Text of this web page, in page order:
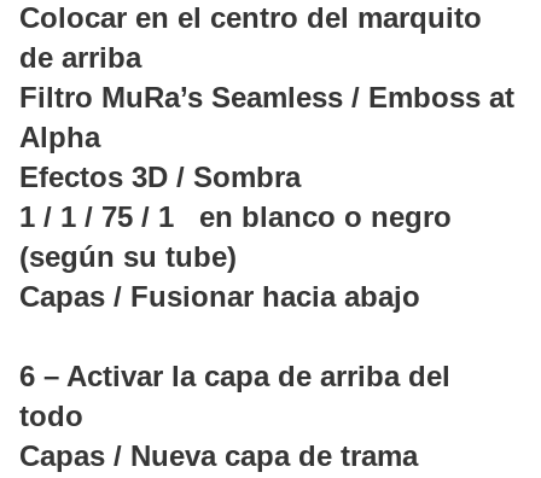
Colocar en el centro del marquito
de arriba
Filtro MuRa’s Seamless / Emboss at
Alpha
Efectos 3D / Sombra
1 / 1 / 75 / 1 en blanco o negro
(según su tube)
Capas / Fusionar hacia abajo
6 – Activar la capa de arriba del
todo
Capas / Nueva capa de trama